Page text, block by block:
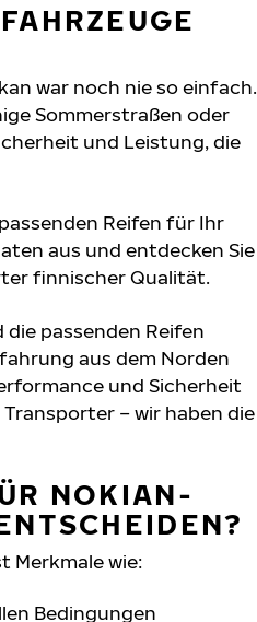
war noch nie so einfach.
Sommerstraßen oder
und Leistung, die
Reifen für Ihr
aus und entdecken Sie
finnischer Qualität.
passenden Reifen
aus dem Norden
und Sicherheit
– wir haben die
NOKIAN-
Merkmale wie:
Bedingungen